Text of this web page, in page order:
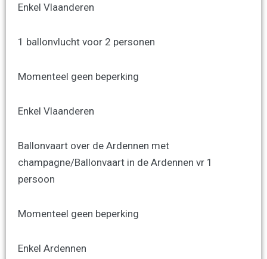
Enkel Vlaanderen
1 ballonvlucht voor 2 personen
Momenteel geen beperking
Enkel Vlaanderen
Ballonvaart over de Ardennen met
champagne/Ballonvaart in de Ardennen vr 1
persoon
Momenteel geen beperking
Enkel Ardennen